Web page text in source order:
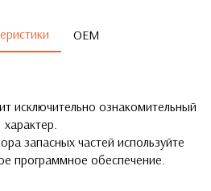
ОЕМ
исключительно ознакомительный
характер.
запасных частей используйте
программное обеспечение.